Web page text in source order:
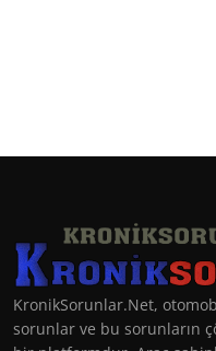
KronikSorunlar.Net,
sorunlar ve bu sorunların